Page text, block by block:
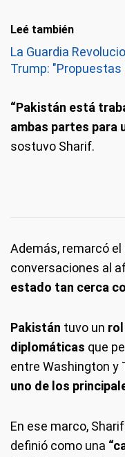
Leé también
La Guardia
Trump:
“Pakistán está
ambas partes para
sostuvo Sharif.
Además, remarcó
conversaciones al
estado tan cerca
Pakistán tuvo un
diplomáticas que
entre Washington y
uno de los
En ese marco,
definió como una